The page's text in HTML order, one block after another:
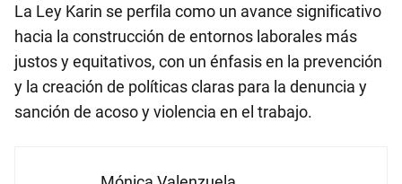
La Ley Karin se perfila como un avance significativo
hacia la construcción de entornos laborales más
justos y equitativos, con un énfasis en la prevención
y la creación de políticas claras para la denuncia y
sanción de acoso y violencia en el trabajo.